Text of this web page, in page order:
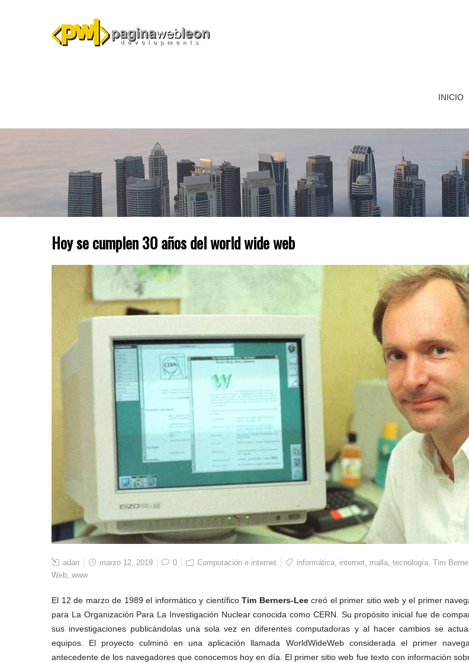
INICIO
Hoy se cumplen 30 años del world wide web
adan marzo 12, 2019 0 Computación e internet informática, internet, malla, tecnología, Tim
Web, www
El 12 de marzo de 1989 el informático y científicoTim Berners-Leecreó el primer sitio web y el primer
para La Organización Para La Investigación Nuclear conocida como CERN. Su propósito inicial fue de
sus investigaciones publicándolas una sola vez en diferentes computadoras y al hacer cambios se
equipos. El proyecto culminó en una aplicación llamada WorldWideWeb considerada el primer
antecedente de los navegadores que conocemos hoy en día. El primer sitio web fue texto con información